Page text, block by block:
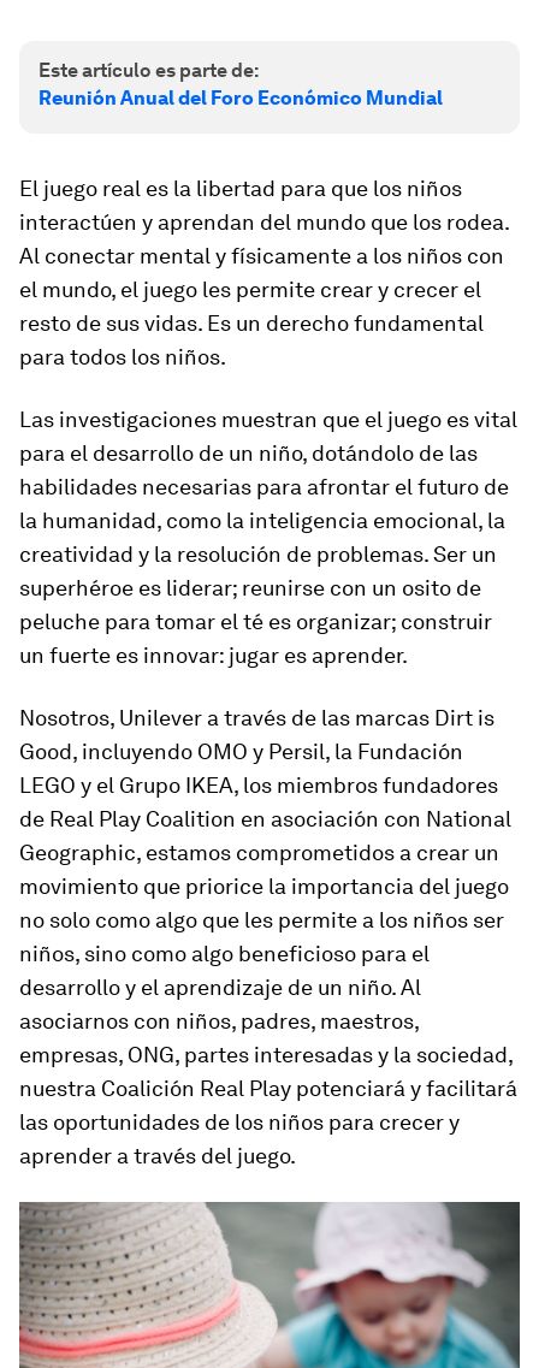
Este artículo es parte de:
Reunión Anual del Foro Económico Mundial
El juego real es la libertad para que los niños
interactúen y aprendan del mundo que los rodea.
Al conectar mental y físicamente a los niños con
el mundo, el juego les permite crear y crecer el
resto de sus vidas. Es un derecho fundamental
para todos los niños.
Las investigaciones muestran que el juego es vital
para el desarrollo de un niño, dotándolo de las
habilidades necesarias para afrontar el futuro de
la humanidad, como la inteligencia emocional, la
creatividad y la resolución de problemas. Ser un
superhéroe es liderar; reunirse con un osito de
peluche para tomar el té es organizar; construir
un fuerte es innovar: jugar es aprender.
Nosotros, Unilever a través de las marcas Dirt is
Good, incluyendo OMO y Persil, la Fundación
LEGO y el Grupo IKEA, los miembros fundadores
de Real Play Coalition en asociación con National
Geographic, estamos comprometidos a crear un
movimiento que priorice la importancia del juego
no solo como algo que les permite a los niños ser
niños, sino como algo beneficioso para el
desarrollo y el aprendizaje de un niño. Al
asociarnos con niños, padres, maestros,
empresas, ONG, partes interesadas y la sociedad,
nuestra Coalición Real Play potenciará y facilitará
las oportunidades de los niños para crecer y
aprender a través del juego.